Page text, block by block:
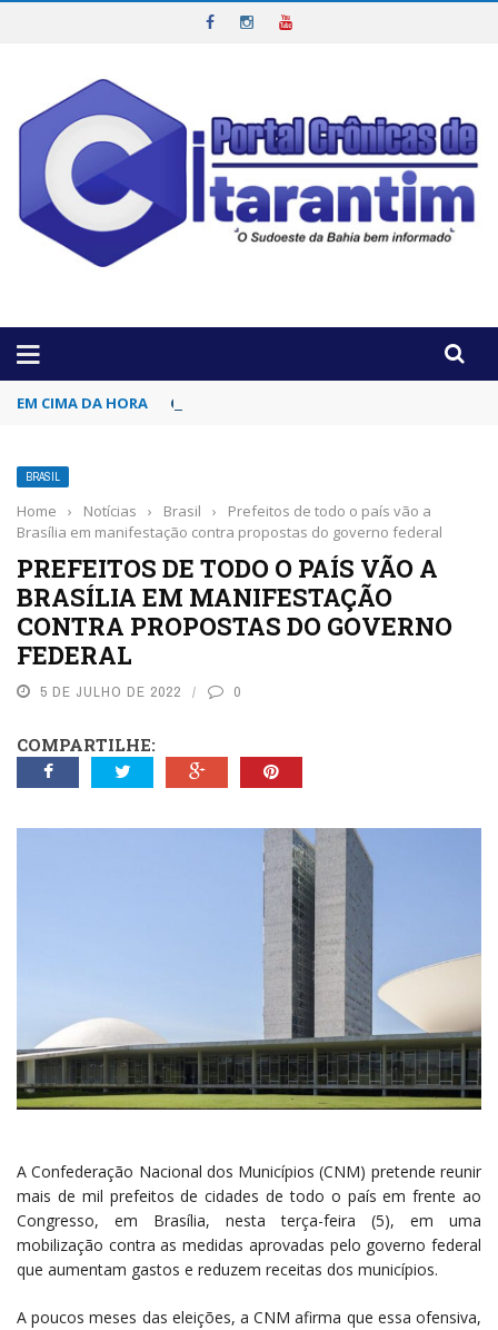
EM CIMA DA HORA Coluna de sexta-feira: ‘Fogo no
BRASIL
Home › Notícias › Brasil ›
Prefeitos de todo o país vão a
Brasília em manifestação contra propostas do governo federal
PREFEITOS DE TODO O PAÍS VÃO A
BRASÍLIA EM MANIFESTAÇÃO
CONTRA PROPOSTAS DO GOVERNO
FEDERAL
5 DE JULHO DE 2022 0
COMPARTILHE:
A Confederação Nacional dos Municípios (CNM) pretende reunir
mais de mil prefeitos de cidades de todo o país em frente ao
Congresso, em Brasília, nesta terça-feira (5), em uma
mobilização contra as medidas aprovadas pelo governo federal
que aumentam gastos e reduzem receitas dos municípios.
A poucos meses das eleições, a CNM afirma que essa ofensiva,